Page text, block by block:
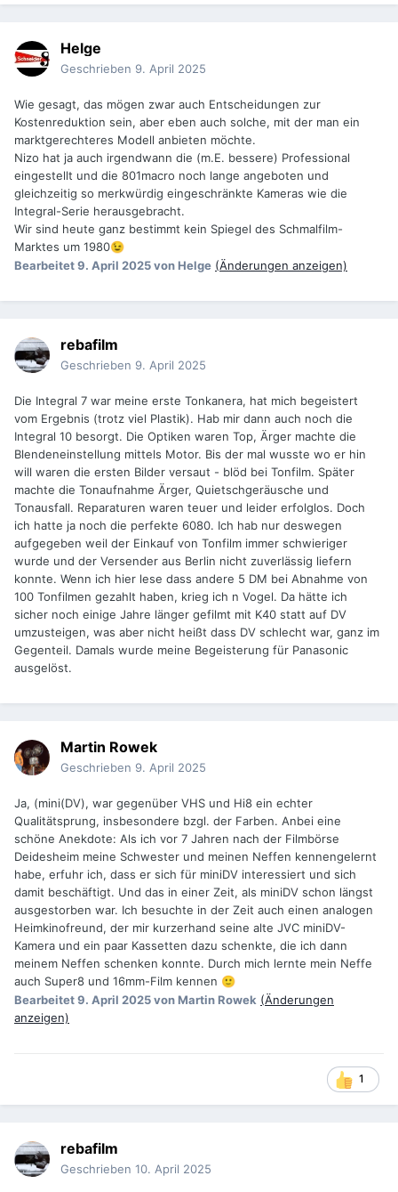
Helge
Geschrieben 9. April 2025
Wie gesagt, das mögen zwar auch Entscheidungen zur
Kostenreduktion sein, aber eben auch solche, mit der man ein
marktgerechteres Modell anbieten möchte.
Nizo hat ja auch irgendwann die (m.E. bessere) Professional
eingestellt und die 801macro noch lange angeboten und
gleichzeitig so merkwürdig eingeschränkte Kameras wie die
Integral-Serie herausgebracht.
Wir sind heute ganz bestimmt kein Spiegel des Schmalfilm-
Marktes um 1980😉
Bearbeitet9. April 2025von Helge (Änderungen anzeigen)
rebafilm
Geschrieben 9. April 2025
Die Integral 7 war meine erste Tonkanera, hat mich begeistert
vom Ergebnis (trotz viel Plastik). Hab mir dann auch noch die
Integral 10 besorgt. Die Optiken waren Top, Ärger machte die
Blendeneinstellung mittels Motor. Bis der mal wusste wo er hin
will waren die ersten Bilder versaut - blöd bei Tonfilm. Später
machte die Tonaufnahme Ärger, Quietschgeräusche und
Tonausfall. Reparaturen waren teuer und leider erfolglos. Doch
ich hatte ja noch die perfekte 6080. Ich hab nur deswegen
aufgegeben weil der Einkauf von Tonfilm immer schwieriger
wurde und der Versender aus Berlin nicht zuverlässig liefern
konnte. Wenn ich hier lese dass andere 5 DM bei Abnahme von
100 Tonfilmen gezahlt haben, krieg ich n Vogel. Da hätte ich
sicher noch einige Jahre länger gefilmt mit K40 statt auf DV
umzusteigen, was aber nicht heißt dass DV schlecht war, ganz im
Gegenteil. Damals wurde meine Begeisterung für Panasonic
ausgelöst.
Martin Rowek
Geschrieben 9. April 2025
Ja, (mini(DV), war gegenüber VHS und Hi8 ein echter
Qualitätsprung, insbesondere bzgl. der Farben. Anbei eine
schöne Anekdote: Als ich vor 7 Jahren nach der Filmbörse
Deidesheim meine Schwester und meinen Neffen kennengelernt
habe, erfuhr ich, dass er sich für miniDV interessiert und sich
damit beschäftigt. Und das in einer Zeit, als miniDV schon längst
ausgestorben war. Ich besuchte in der Zeit auch einen analogen
Heimkinofreund, der mir kurzerhand seine alte JVC miniDV-
Kamera und ein paar Kassetten dazu schenkte, die ich dann
meinem Neffen schenken konnte. Durch mich lernte mein Neffe
auch Super8 und 16mm-Film kennen 🙂
Bearbeitet9. April 2025von Martin Rowek (Änderungen
anzeigen)
1
rebafilm
Geschrieben 10. April 2025